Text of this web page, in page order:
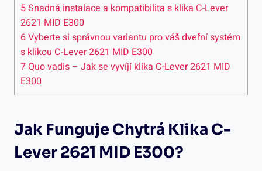
5Snadná instalace a kompatibilita s klika C-Lever
2621 MID E300
6Vyberte si správnou variantu pro váš dveřní systém
s⁤ klikou C-Lever 2621 MID E300
7Quo vadis – Jak se vyvíjí klika C-Lever 2621 MID
E300
Jak Funguje Chytrá Klika C-
Lever 2621 MID ​E300?